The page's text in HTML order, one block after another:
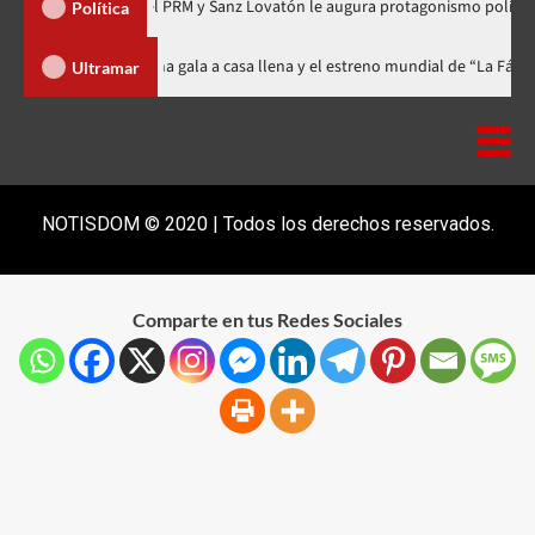
Política
del PRM y Sanz Lovatón le augura protagonismo político
Ultramar
Festival celebra 15 años con una gala a casa llena y el estreno
NOTISDOM © 2020 | Todos los derechos reservados.
Comparte en tus Redes Sociales